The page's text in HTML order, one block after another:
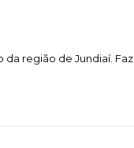
região de Jundiaí. Faz